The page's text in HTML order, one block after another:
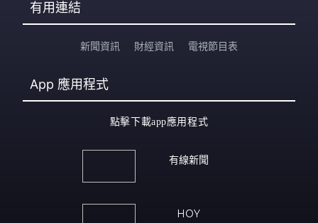
有用連結
新聞資訊 財經資訊 電視節目表
App 應用程式
點擊下載app應用程式
有線新聞
HOY